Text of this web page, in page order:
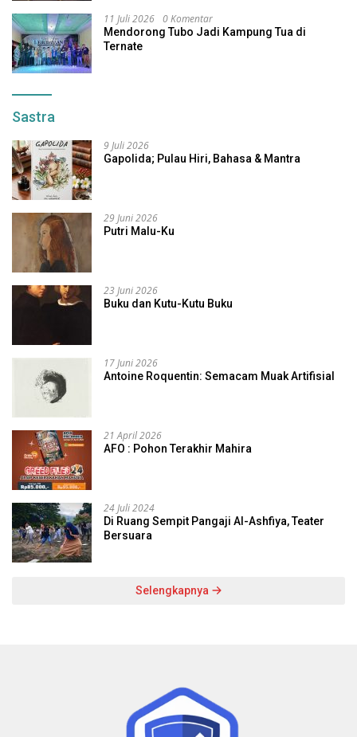
11 Juli 2026 0 Komentar
Mendorong Tubo Jadi Kampung Tua di
Ternate
Sastra
9 Juli 2026
Gapolida; Pulau Hiri, Bahasa & Mantra
29 Juni 2026
Putri Malu-Ku
23 Juni 2026
Buku dan Kutu-Kutu Buku
17 Juni 2026
Antoine Roquentin: Semacam Muak Artifisial
21 April 2026
AFO : Pohon Terakhir Mahira
24 Juli 2024
Di Ruang Sempit Pangaji Al-Ashfiya, Teater
Bersuara
Selengkapnya